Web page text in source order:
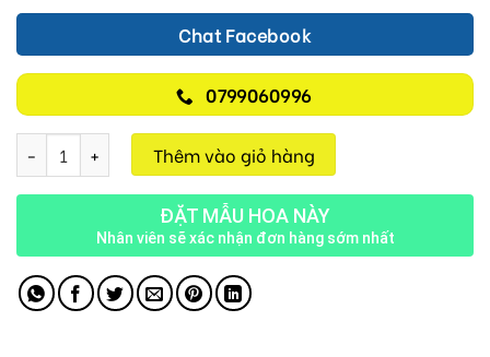
Chat Facebook
0799060996
Lan Hồ Điệp M701 số lượngThêm vào giỏ hàng
ĐẶT MẪU HOA NÀY
Nhân viên sẽ xác nhận đơn hàng sớm nhất